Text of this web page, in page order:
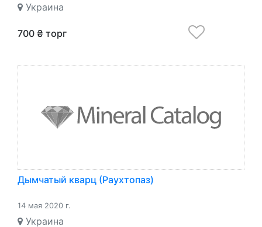
Украина
700 ₴ торг
Дымчатый кварц (Раухтопаз)
14 мая 2020 г.
Украина